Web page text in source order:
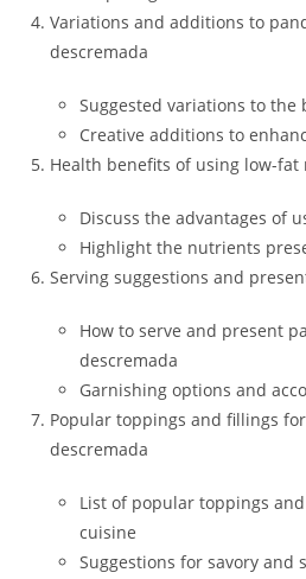
Variations and additions to
descremada
Suggested variations to the
Creative additions to
Health benefits of using low-
Discuss the advantages of
Highlight the nutrients
Serving suggestions and
How to serve and present
descremada
Garnishing options and
Popular toppings and fillings
descremada
List of popular toppings
cuisine
Suggestions for savory and